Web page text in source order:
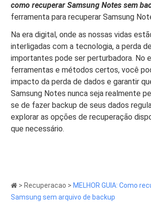
como recuperar Samsung Notes sem
ferramenta para recuperar Samsung
Na era digital, onde as nossas vidas
interligadas com a tecnologia, a perda
importantes pode ser perturbadora. No
ferramentas e métodos certos, você
impacto da perda de dados e garantir
Samsung Notes nunca seja realmente
se de fazer backup de seus dados
explorar as opções de recuperação
que necessário.
> Recuperacao > MELHOR GUIA: Como
Samsung sem arquivo de backup